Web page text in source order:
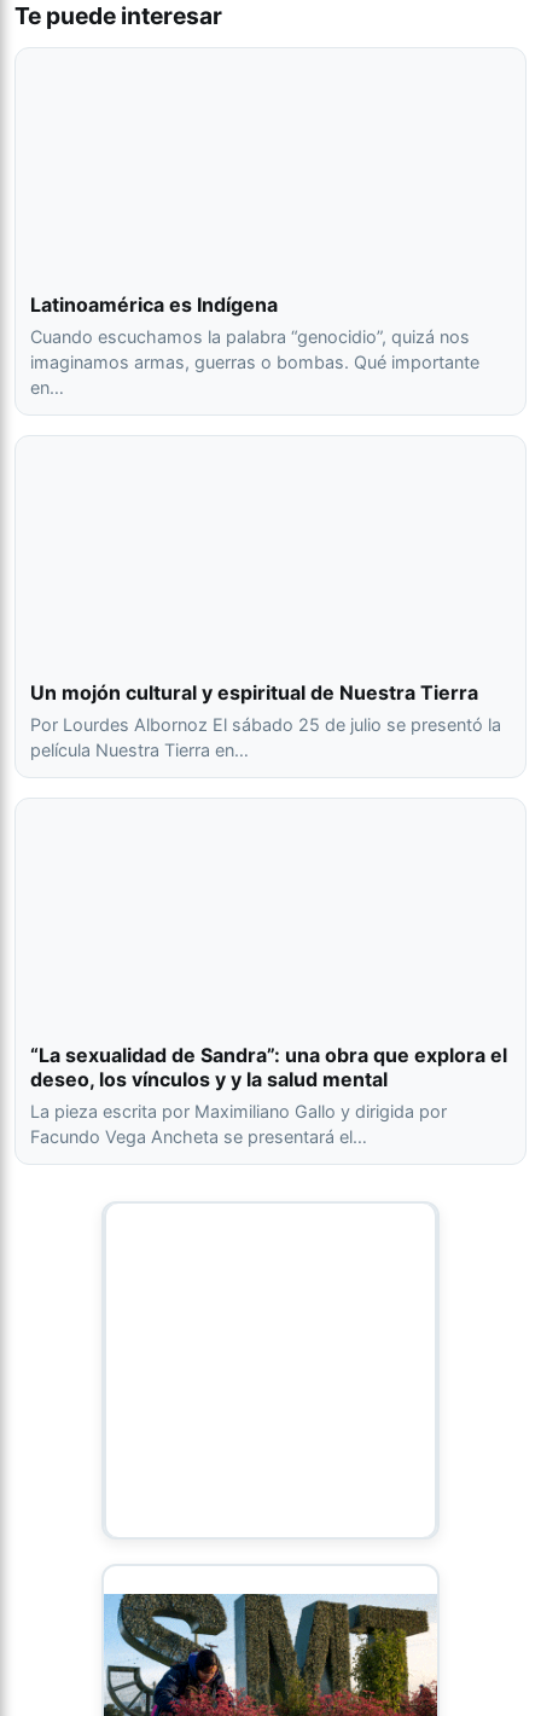
Te puede interesar
Latinoamérica es Indígena
Cuando escuchamos la palabra “genocidio”, quizá nos
imaginamos armas, guerras o bombas. Qué importante
en…
Un mojón cultural y espiritual de Nuestra Tierra
Por Lourdes Albornoz El sábado 25 de julio se presentó la
película Nuestra Tierra en…
“La sexualidad de Sandra”: una obra que explora el
deseo, los vínculos y y la salud mental
La pieza escrita por Maximiliano Gallo y dirigida por
Facundo Vega Ancheta se presentará el…